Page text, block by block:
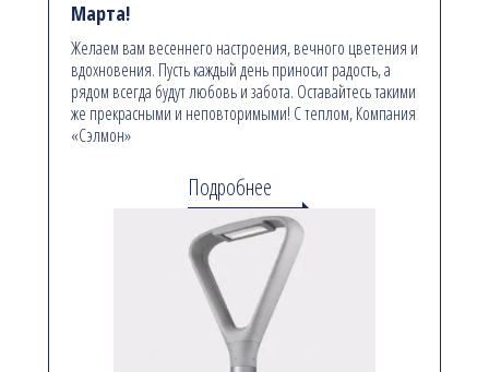
Марта!
Желаем вам весеннего настроения, вечного цветения и
вдохновения. Пусть каждый день приносит радость, а
рядом всегда будут любовь и забота. Оставайтесь такими
же прекрасными и неповторимыми! С теплом, Компания
«Сэлмон»
Подробнее